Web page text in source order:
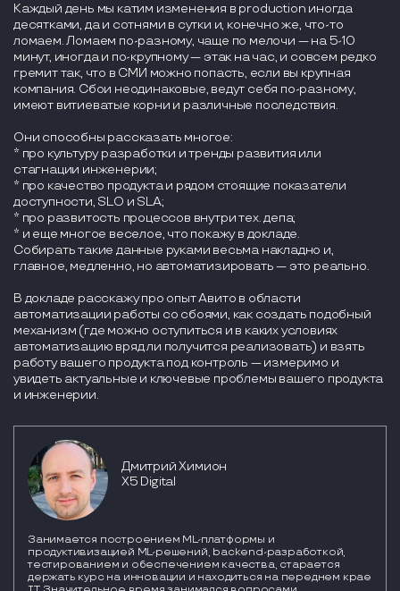
Каждый день мы катим изменения в production иногда
десятками, да и сотнями в сутки и, конечно же, что-то
ломаем. Ломаем по-разному, чаще по мелочи — на 5-10
минут, иногда и по-крупному — этак на час, и совсем редко
гремит так, что в СМИ можно попасть, если вы крупная
компания. Сбои неодинаковые, ведут себя по-разному,
имеют витиеватые корни и различные последствия.
Они способны рассказать многое:
* про культуру разработки и тренды развития или
стагнации инженерии;
* про качество продукта и рядом стоящие показатели
доступности, SLO и SLA;
* про развитость процессов внутри тех. депа;
* и еще многое веселое, что покажу в докладе.
Собирать такие данные руками весьма накладно и,
главное, медленно, но автоматизировать — это реально.
В докладе расскажу про опыт Авито в области
автоматизации работы со сбоями, как создать подобный
механизм (где можно оступиться и в каких условиях
автоматизацию вряд ли получится реализовать) и взять
работу вашего продукта под контроль — измеримо и
увидеть актуальные и ключевые проблемы вашего продукта
и инженерии.
Дмитрий Химион
X5 Digital
Занимается построением ML-платформы и
продуктивизацией ML-решений, backend-разработкой,
тестированием и обеспечением качества, старается
держать курс на инновации и находиться на переднем крае